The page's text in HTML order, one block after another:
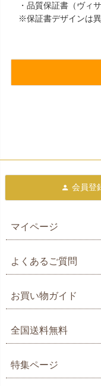
・品質保証書（ヴィ
※保証書デザインは
会員登
マイページ
よくあるご質問
お買い物ガイド
全国送料無料
特集ページ